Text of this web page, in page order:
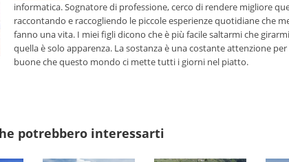
informatica. Sognatore di professione, cerco di rendere migliore
raccontando e raccogliendo le piccole esperienze quotidiane che
fanno una vita. I miei figli dicono che è più facile saltarmi che
quella è solo apparenza. La sostanza è una costante attenzione per
buone che questo mondo ci mette tutti i giorni nel piatto.
potrebbero interessarti